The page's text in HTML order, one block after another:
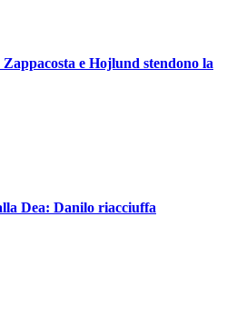
e Hojlund stendono la
Dea: Danilo riacciuffa